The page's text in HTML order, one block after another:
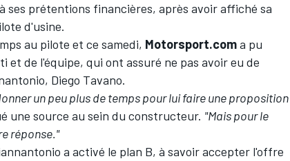
prétentions financières, après avoir affiché sa
d'usine.
au pilote et ce samedi, Motorsport.coma pu
et de l'équipe, qui ont assuré ne pas avoir eu de
Diego Tavano.
un peu plus de temps pour lui faire une proposition
une source au sein du constructeur. "Mais pour le
réponse."
a activé le plan B, à savoir accepter l'offre